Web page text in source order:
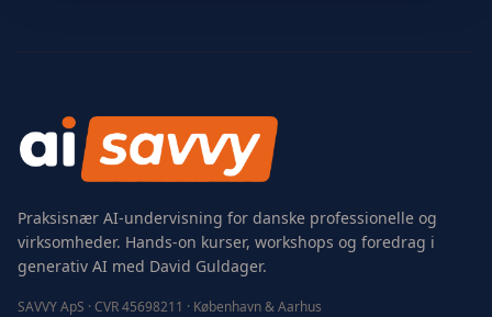
Praksisnær AI-undervisning for danske professionelle og
virksomheder. Hands-on kurser, workshops og foredrag i
generativ AI med David Guldager.
SAVVY ApS · CVR 45698211 · København & Aarhus